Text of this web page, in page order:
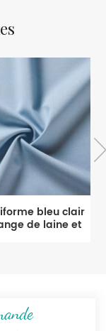
bleu clair
de laine et